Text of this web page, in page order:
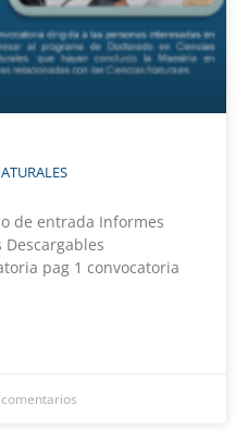
de entrada Informes
pag 1 convocatoria